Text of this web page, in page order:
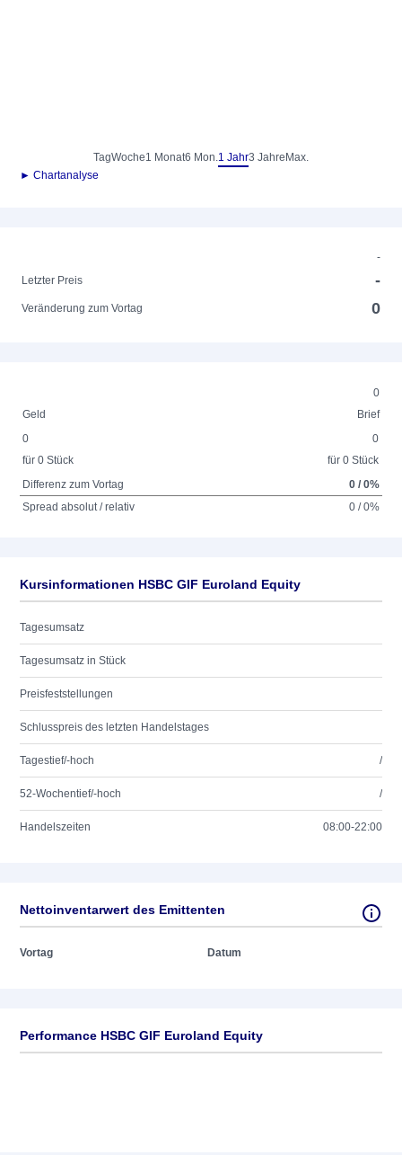
TagWoche1 Monat6 Mon.1 Jahr3 Jahre Max.
► Chartanalyse
-
Letzter Preis
-
Veränderung zum Vortag 0
0
Geld
Brief
0
für 0 Stück
0
für 0 Stück
Differenz zum Vortag
0 / 0%
Spread absolut / relativ
0 / 0%
Kursinformationen HSBC GIF Euroland Equity
Tagesumsatz
Tagesumsatz in Stück
Preisfeststellungen
Schlusspreis des letzten Handelstages
Tagestief/-hoch /
52-Wochentief/-hoch /
Handelszeiten 08:00-22:00
Nettoinventarwert des Emittenten
Vortag Datum
Performance HSBC GIF Euroland Equity